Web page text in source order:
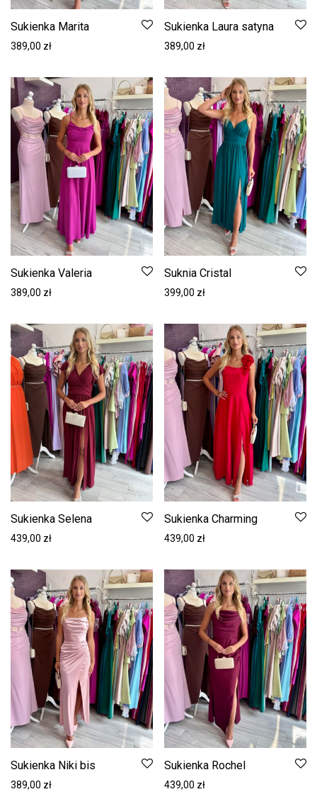
Sukienka Marita
389,00 zł
Sukienka Laura satyna
389,00 zł
Sukienka Valeria
389,00 zł
Suknia Cristal
399,00 zł
Sukienka Selena
439,00 zł
Sukienka Charming
439,00 zł
Sukienka Niki bis
389,00 zł
Sukienka Rochel
439,00 zł